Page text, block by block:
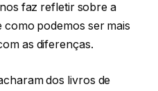
faz refletir sobre a
podemos ser mais
as diferenças.
dos livros de